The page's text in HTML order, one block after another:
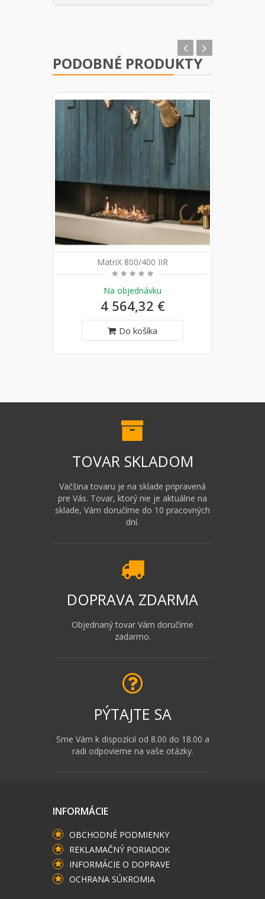
PODOBNÉ PRODUKTY
MatriX 800/400 IIR
Na objednávku
4 564,32 €
Do košíka
TOVAR SKLADOM
Väčšina tovaru je na sklade pripravená
pre Vás. Tovar, ktorý nie je aktuálne na
sklade, Vám doručíme do 10 pracovných
dní.
DOPRAVA ZDARMA
Objednaný tovar Vám doručíme
zadarmo.
PÝTAJTE SA
Sme Vám k dispozícií od 8.00 do 18.00 a
radi odpovieme na vaše otázky.
INFORMÁCIE
OBCHODNÉ PODMIENKY
REKLAMAČNÝ PORIADOK
INFORMÁCIE O DOPRAVE
OCHRANA SÚKROMIA